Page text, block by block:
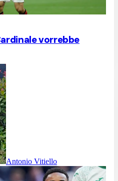
vorrebbe
Antonio Vitiello